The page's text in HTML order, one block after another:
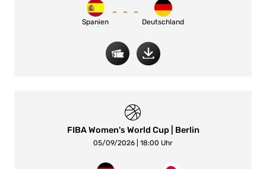
Spanien
- - -
Deutschland
FIBA Women's World Cup | Berlin
05/09/2026 | 18:00 Uhr